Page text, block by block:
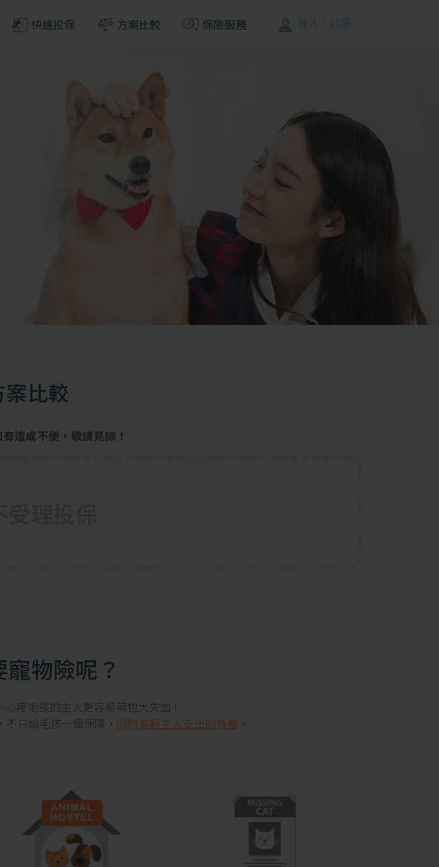
快速投保 方案比較 保險服務 登入 \ 註冊
比較
造成不便，敬請見諒！
物險呢？
疼毛孩的主人更容易荷包大失血 !
只給毛孩一個保障， 同時減輕主人支出的負擔 。
。